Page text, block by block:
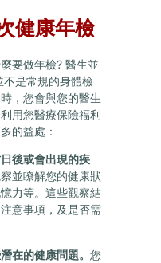
健康年檢
要做年檢? 醫生並
是常規的身體檢
，您會與您的醫生
用您醫療保險福利
的益處：
後或會出現的疾
並瞭解您的健康狀
力等。這些觀察結
意事項，及是否需
在的健康問題。 您